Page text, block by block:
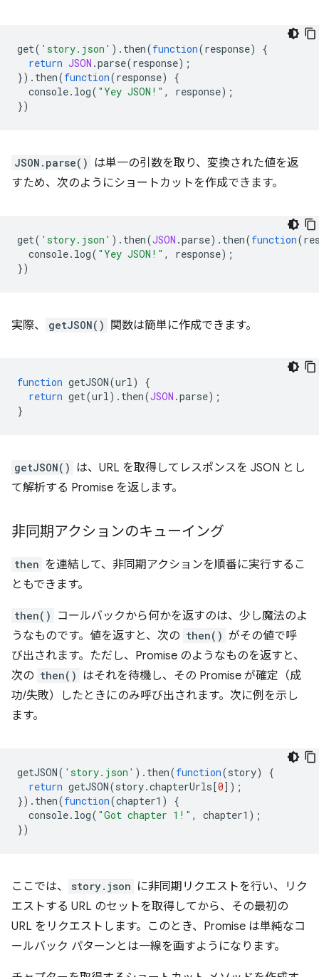
get( 'story.json' ). then(function(response)
{
return JSON .parse(response);
}). then(function(response)
{
console. log( "Yey JSON!" , response);
})
JSON.parse() は単一の引数を取り、変換された値を返
すため、次のようにショートカットを作成できます。
get( 'story.json' ). then(JSON .parse). then(function(
console. log( "Yey JSON!" , response);
})
実際、 getJSON() 関数は簡単に作成できます。
function getJSON(url)
{
return get(url). then(JSON .parse);
}
getJSON() は、URL を取得してレスポンスを JSON とし
て解析する Promise を返します。
非同期アクションのキューイング
then を連結して、非同期アクションを順番に実行するこ
ともできます。
then()
コールバックから何かを返すのは、少し魔法のよ
うなものです。値を返すと、次の then() がその値で呼
び出されます。ただし、Promise のようなものを返すと、
次の then() はそれを待機し、その Promise が確定（成
功/失敗）したときにのみ呼び出されます。次に例を示し
ます。
getJSON( 'story.json' ). then(function(story)
{
return getJSON(story.chapterUrls[0]);
}). then(function(chapter1 )
{
console. log( "Got chapter 1!" , chapter1 );
})
ここでは、 story.json に非同期リクエストを行い、リク
エストする URL のセットを取得してから、その最初の
URL をリクエストします。このとき、Promise は単純なコ
ールバック パターンとは一線を画すようになります。